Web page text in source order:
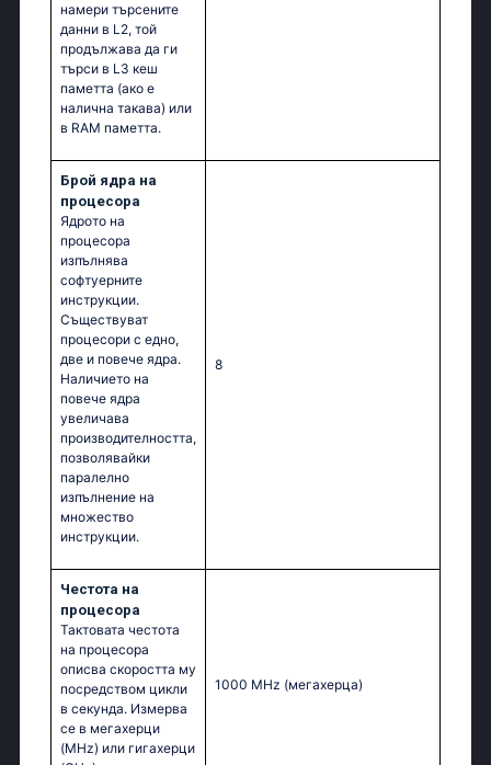
намери търсените
данни в L2, той
продължава да ги
търси в L3 кеш
паметта (ако е
налична такава) или
в RAM паметта.
Брой ядра на
процесора
Ядрото на
процесора
изпълнява
софтуерните
инструкции.
Съществуват
процесори с едно,
две и повече ядра.
Наличието на
повече ядра
увеличава
производителността,
позволявайки
паралелно
изпълнение на
множество
инструкции.
8
Честота на
процесора
Тактовата честота
на процесора
описва скоростта му
посредством цикли
в секунда. Измерва
се в мегахерци
(MHz) или гигахерци
1000 MHz (мегахерца)